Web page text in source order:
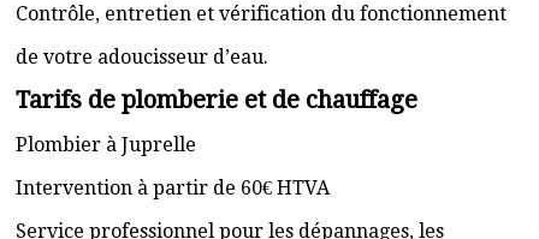
Contrôle, entretien et vérification du fonctionnement
de votre adoucisseur d’eau.
Tarifs de plomberie et de chauffage
Plombier à Juprelle
Intervention à partir de 60€ HTVA
Service professionnel pour les dépannages, les